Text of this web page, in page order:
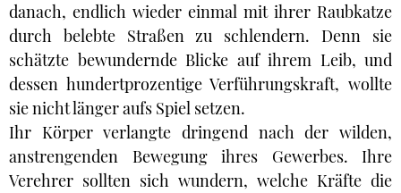
danach, endlich wieder einmal mit ihrer Raubkatze
durch belebte Straßen zu schlendern. Denn sie
schätzte bewundernde Blicke auf ihrem Leib, und
dessen hundertprozentige Verführungskraft, wollte
sie nicht länger aufs Spiel setzen.
Ihr Körper verlangte dringend nach der wilden,
anstrengenden Bewegung ihres Gewerbes. Ihre
Verehrer sollten sich wundern, welche Kräfte die